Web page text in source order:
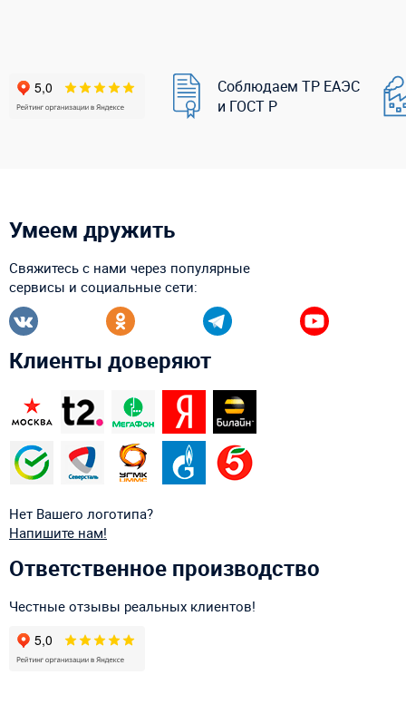
Соблюдаем ТР ЕАЭС
и ГОСТ Р
Умеем дружить
Свяжитесь с нами через популярные
сервисы и социальные сети:
Клиенты доверяют
Нет Вашего логотипа?
Напишите нам!
Ответственное производство
Честные отзывы реальных клиентов!